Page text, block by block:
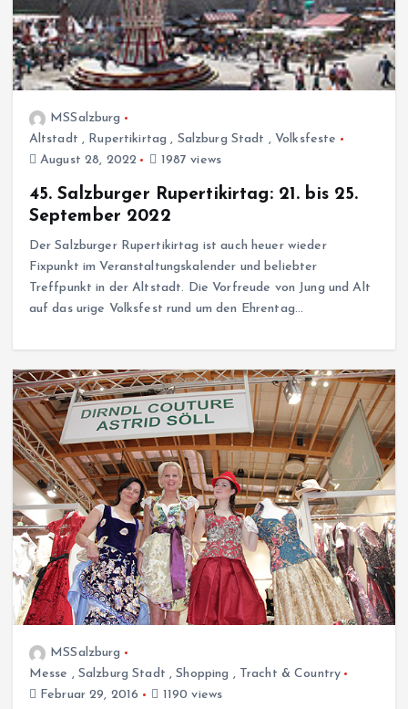
MSSalzburg
Altstadt , Rupertikirtag , Salzburg Stadt , Volksfeste
August 28, 2022
1987 views
45. Salzburger Rupertikirtag: 21. bis 25.
September 2022
Der Salzburger Rupertikirtag ist auch heuer wieder
Fixpunkt im Veranstaltungskalender und beliebter
Treffpunkt in der Altstadt. Die Vorfreude von Jung und Alt
auf das urige Volksfest rund um den Ehrentag…
MSSalzburg
Messe , Salzburg Stadt ,Shopping , Tracht & Country
Februar 29, 2016
1190 views